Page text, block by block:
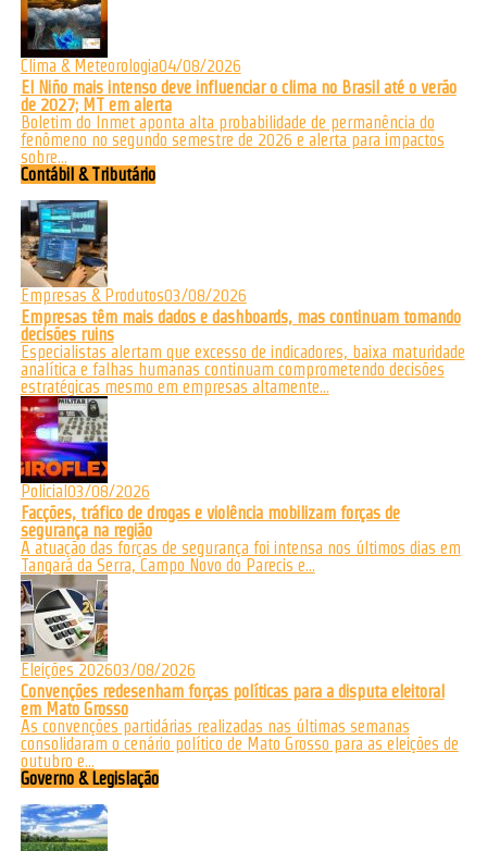
Clima & Meteorologia04/08/2026
El Niño mais intenso deve influenciar o clima no Brasil até o verão
de 2027; MT em alerta
Boletim do Inmet aponta alta probabilidade de permanência do
fenômeno no segundo semestre de 2026 e alerta para impactos
sobre...
Contábil & Tributário
Empresas & Produtos03/08/2026
Empresas têm mais dados e dashboards, mas continuam tomando
decisões ruins
Especialistas alertam que excesso de indicadores, baixa maturidade
analítica e falhas humanas continuam comprometendo decisões
estratégicas mesmo em empresas altamente...
Policial 03/08/2026
Facções, tráfico de drogas e violência mobilizam forças de
segurança na região
A atuação das forças de segurança foi intensa nos últimos dias em
Tangará da Serra, Campo Novo do Parecis e...
Eleições 202603/08/2026
Convenções redesenham forças políticas para a disputa eleitoral
em Mato Grosso
As convenções partidárias realizadas nas últimas semanas
consolidaram o cenário político de Mato Grosso para as eleições de
outubro e...
Governo & Legislação